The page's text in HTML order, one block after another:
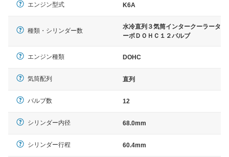
エンジン型式 K6A
種類・シリンダー数
水冷直列３気筒インタークーラータ
ーボＤＯＨＣ１２バルブ
エンジン種類 DOHC
気筒配列 直列
バルブ数 12
シリンダー内径 68.0mm
シリンダー行程 60.4mm